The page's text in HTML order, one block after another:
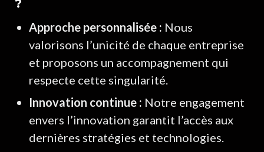
?
Approche personnalisée : Nous
valorisons l’unicité de chaque entreprise
et proposons un accompagnement qui
respecte cette singularité.
Innovation continue : Notre engagement
envers l’innovation garantit l’accès aux
dernières stratégies et technologies.